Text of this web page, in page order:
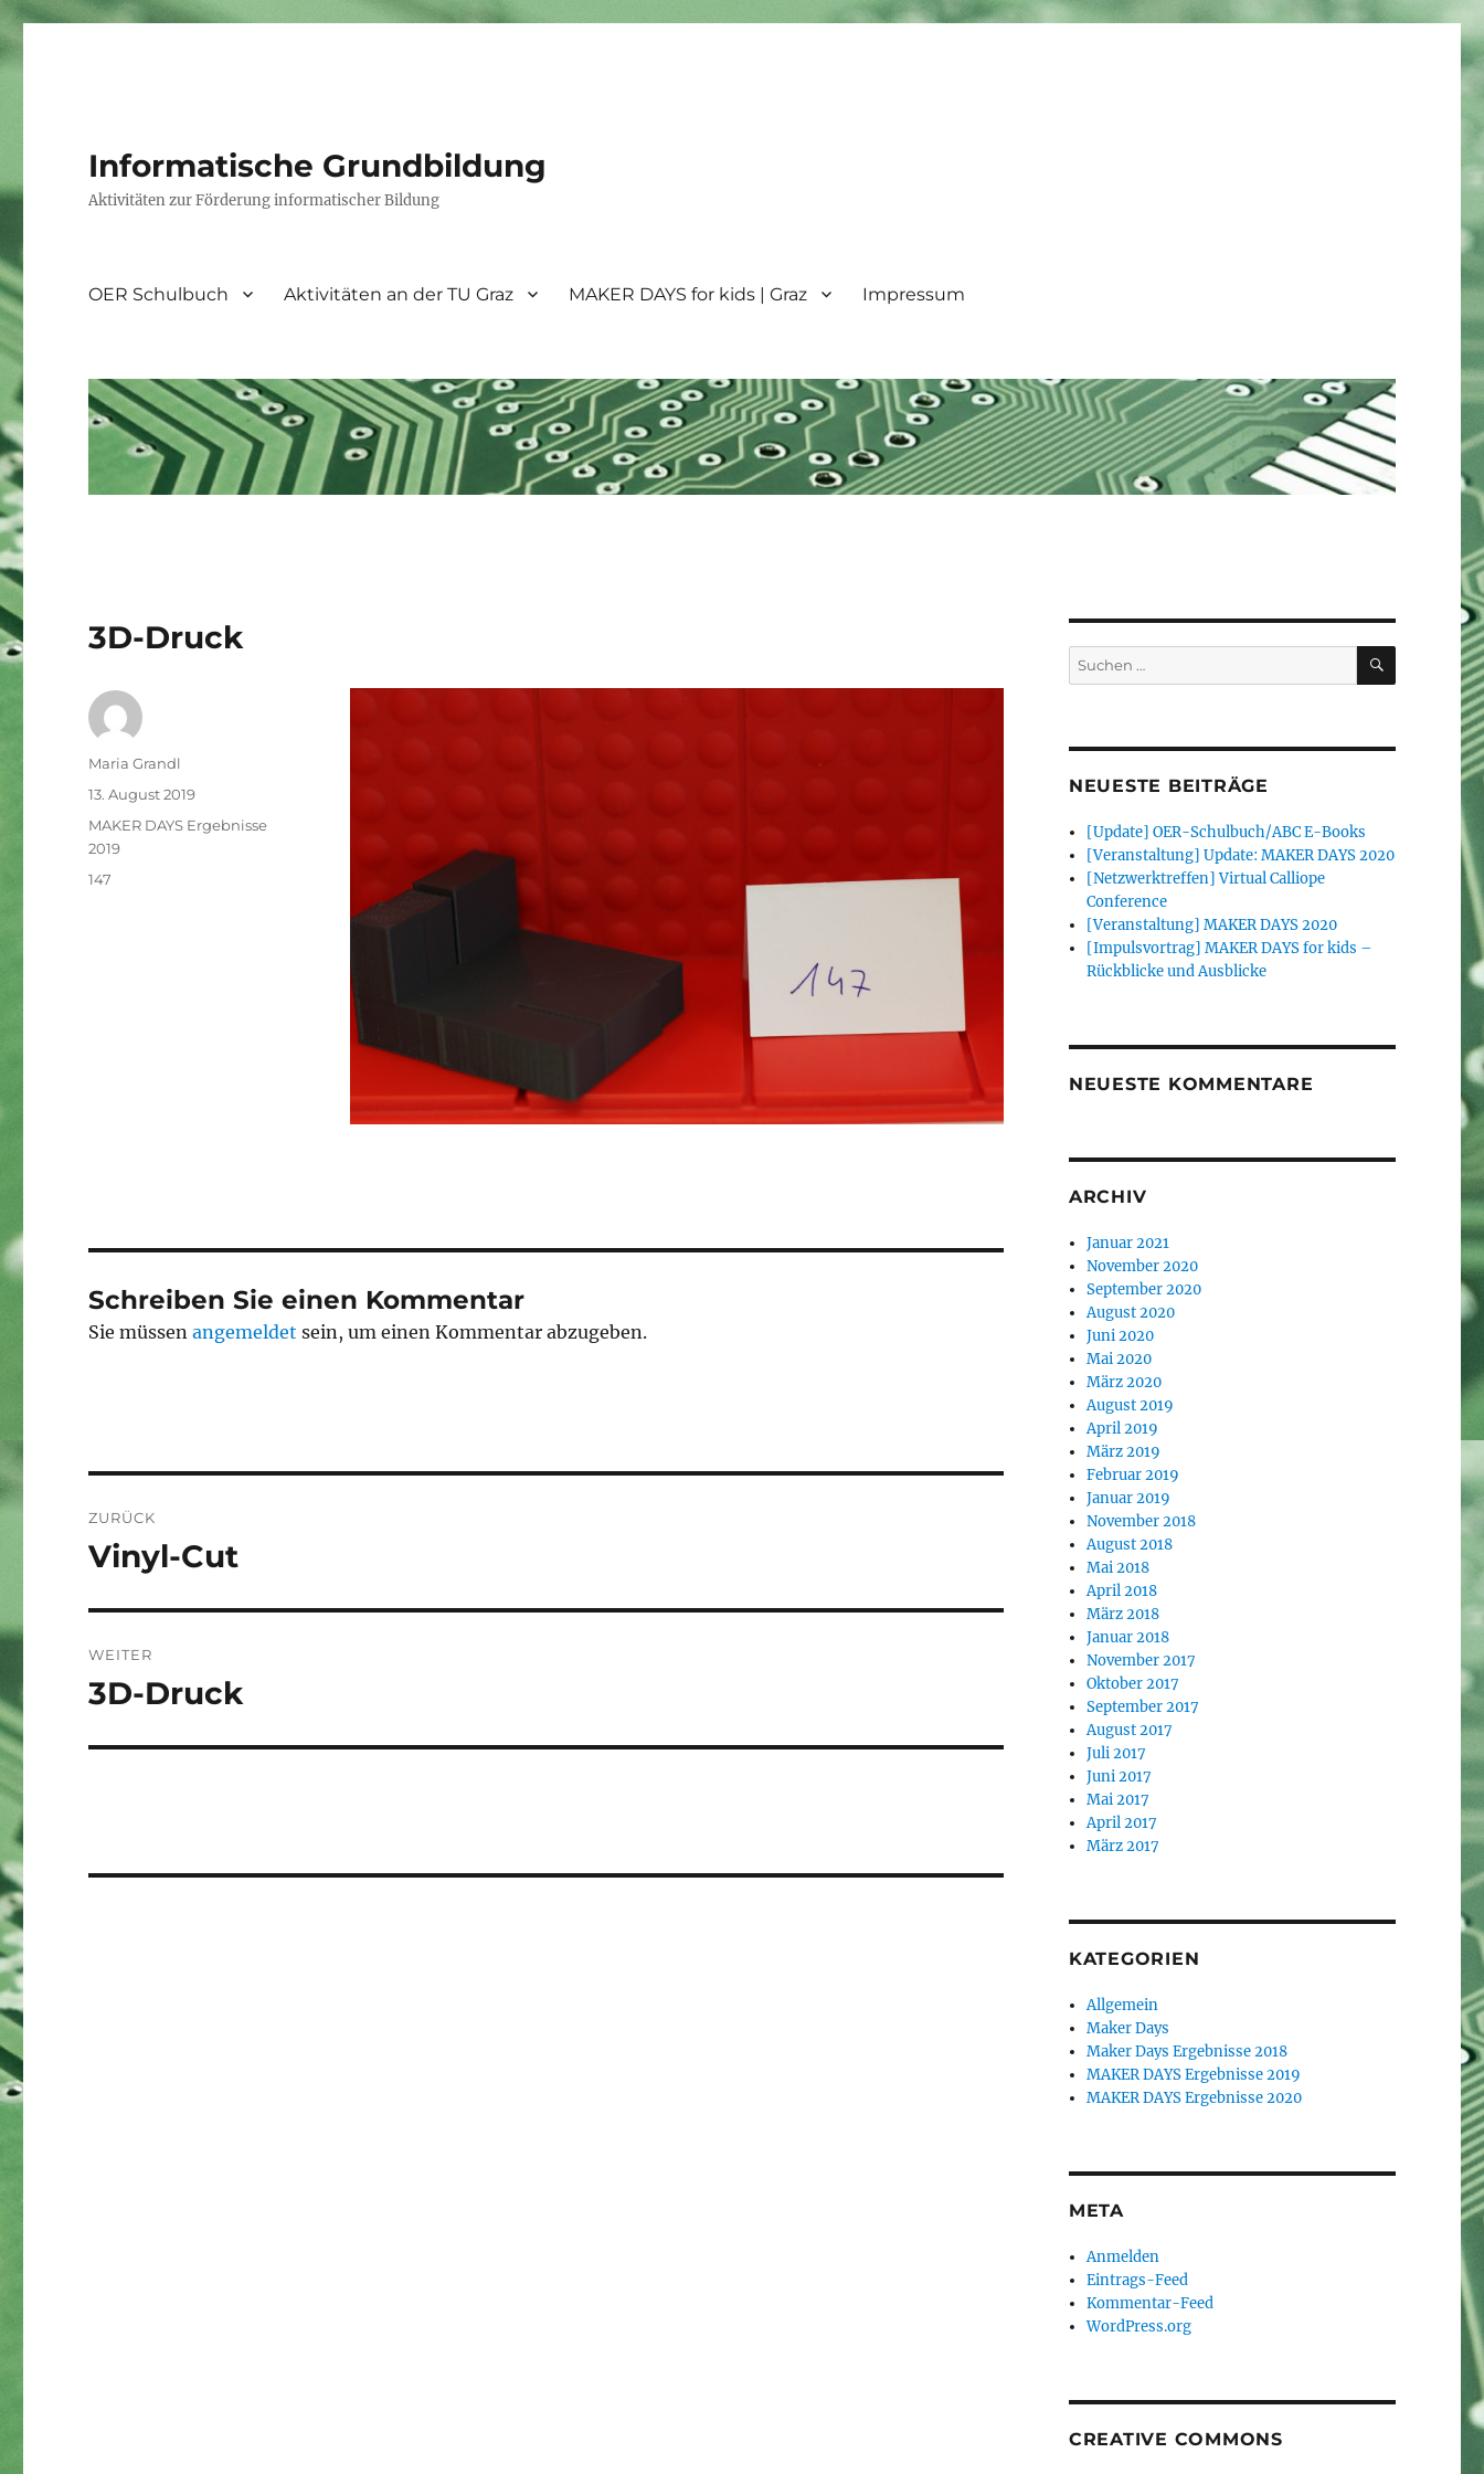
Informatische Grundbildung
Aktivitäten zur Förderung informatischer Bildung
OER Schulbuch Aktivitäten an der TU Graz MAKER DAYS for kids | Graz Impressum
3D-Druck
Autor
Maria Grandl
Veröffentlicht
13. August 2019
Kategorien
MAKER DAYS Ergebnisse
2019
Schlagwörter
147
Schreiben Sie einen Kommentar
Sie müssenangemeldet sein, um einen Kommentar abzugeben.
ZURÜCK
Vorheriger
Vinyl-Cut
WEITER
Nächster
3D-Druck
Suchen
nach:
SUCHEN
NEUESTE BEITRÄGE
[Update] OER-Schulbuch/ABC E-Books
[Veranstaltung] Update: MAKER DAYS 2020
[Netzwerktreffen] Virtual Calliope
Conference
[Veranstaltung] MAKER DAYS 2020
[Impulsvortrag] MAKER DAYS for kids –
Rückblicke und Ausblicke
NEUESTE KOMMENTARE
ARCHIV
Januar 2021
November 2020
September 2020
August 2020
Juni 2020
Mai 2020
März 2020
August 2019
April 2019
März 2019
Februar 2019
Januar 2019
November 2018
August 2018
Mai 2018
April 2018
März 2018
Januar 2018
November 2017
Oktober 2017
September 2017
August 2017
Juli 2017
Juni 2017
Mai 2017
April 2017
März 2017
KATEGORIEN
Allgemein
Maker Days
Maker Days Ergebnisse 2018
MAKER DAYS Ergebnisse 2019
MAKER DAYS Ergebnisse 2020
META
Anmelden
Eintrags-Feed
Kommentar-Feed
WordPress.org
CREATIVE COMMONS